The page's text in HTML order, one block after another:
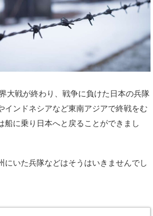
大戦が終わり、戦争に負けた日本の兵隊
インドネシアなど東南アジアで終戦をむ
船に乗り日本へと戻ることができまし
にいた兵隊などはそうはいきませんでし